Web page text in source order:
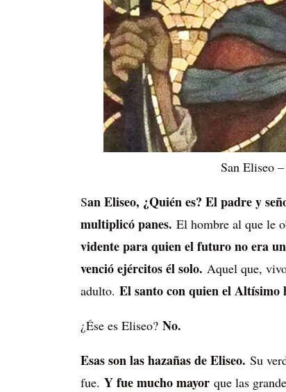
San Eliseo
San Eliseo, ¿Quién es? El padre y
multiplicó panes. El hombre al que le
vidente para quien el futuro no era
venció ejércitos él solo. Aquel que,
adulto. El santo con quien el Altísimo
¿Ése es Eliseo? No.
Esas son las hazañas de Eliseo. Su
fue. Y fue mucho mayorque las